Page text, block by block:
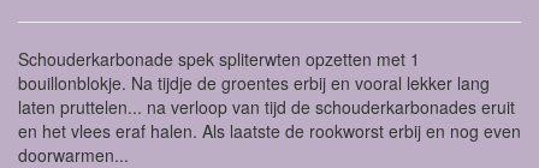
Schouderkarbonade spek spliterwten opzetten met 1
bouillonblokje. Na tijdje de groentes erbij en vooral lekker lang
laten pruttelen... na verloop van tijd de schouderkarbonades eruit
en het vlees eraf halen. Als laatste de rookworst erbij en nog even
doorwarmen...